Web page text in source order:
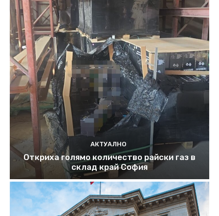
АКТУАЛНО
Откриха голямо количество райски газ в
склад край София